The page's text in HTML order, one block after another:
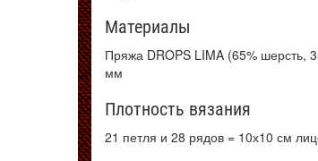
Материалы
Пряжа DROPS LIMA (65% шерсть,
мм
Плотность вязания
21 петля и 28 рядов = 10х10 см